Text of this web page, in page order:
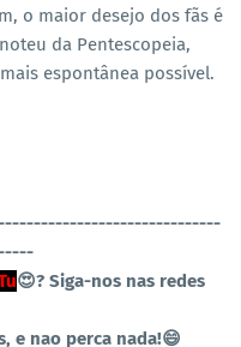
o maior desejo dos fãs é
da Pentescopeia,
espontânea possível.
😍? Siga-nos nas redes
e nao perca nada!😄